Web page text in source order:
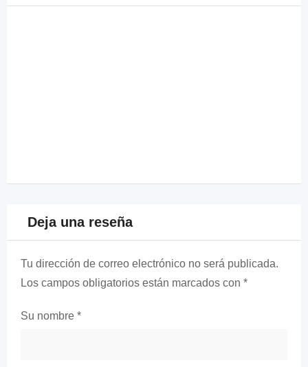
Deja una reseña
Tu dirección de correo electrónico no será publicada.
Los campos obligatorios están marcados con *
Su nombre *